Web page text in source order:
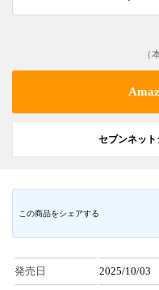
（
セブンネッ
この商品をシェアする
発売日 2025/10/03